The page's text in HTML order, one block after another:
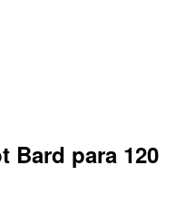
Bard para 120